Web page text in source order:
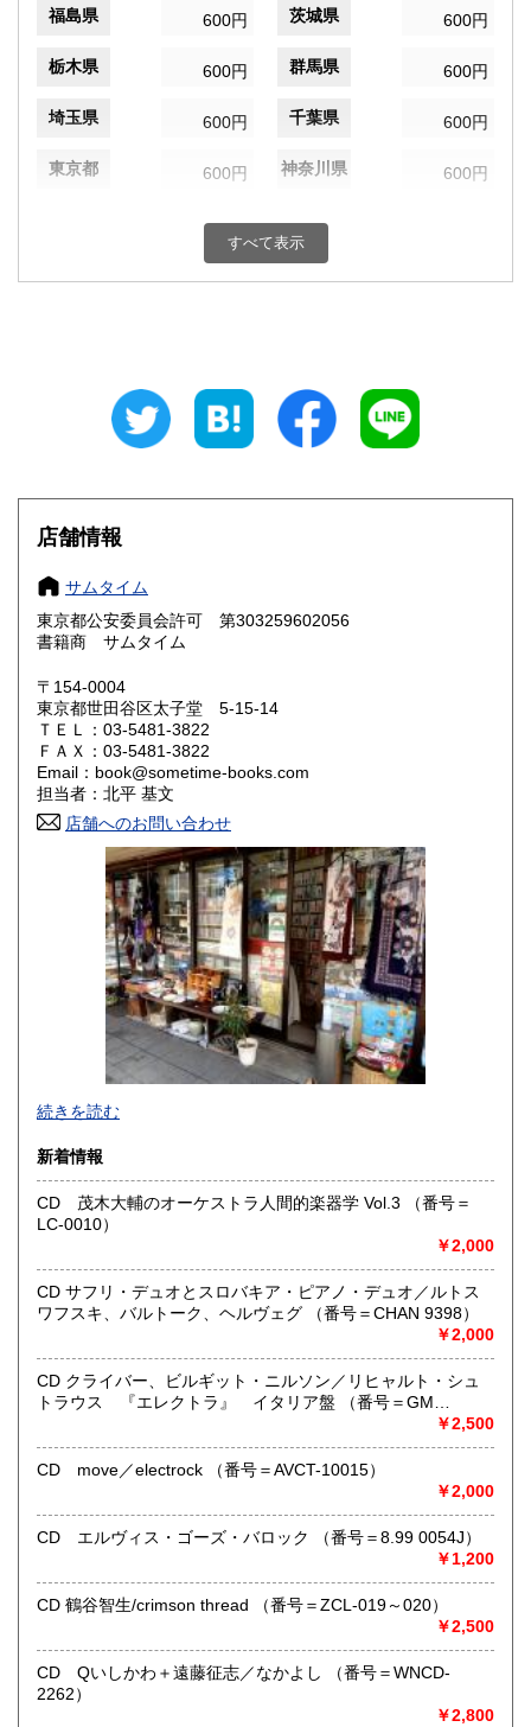
福島県 600円 茨城県 600円
栃木県 600円 群馬県 600円
埼玉県 600円 千葉県 600円
東京都 600円 神奈川県 600円
600円 富山県
600円 三重県
大阪府
奈良県
鳥取県 600円 島根県
岡山県
山口県 600円
香川県 愛媛県
高知県 600円
600円 長崎県
600円 大分県
600円 鹿児島県
600円
すべて表示
店舗情報
サムタイム
東京都公安委員会許可 第303259602056
書籍商 サムタイム
〒154-0004
東京都世田谷区太子堂 5-15-14
ＴＥＬ：03-5481-3822
ＦＡＸ：03-5481-3822
Email：book@sometime-books.com
担当者：北平 基文
店舗へのお問い合わせ
●当店では国内送料は無料です。（特記されたものを除きま
す）。
ール、定形外郵便、
ネコポス、ヤマト宅急便などでお届けしています。
但し、お客様が配送方法をご指定になる場合又は、
後払いをご希望の場合は送料の実費をお支払い頂きます。
代引きをご希望の場合は代引き手数料及び送料の実費をお
支払い下さい。
●公費ご購入を承ります。 送料は実費をご負担下さい。 お
支払いは後払いが可能です。
※当店は【インボイス制度】の適格請求書発行事業者では
ございません。
●当店では迅速な発送を心掛けています。
ご送金、ご決済の確認が出来ましたら通常24時間以内にお
●商品の発送に際しては水濡れ対策等、丁寧な梱包を心掛けて
す。 ご容赦下さい。
●当店は古書以外にも様々な商品を取り扱っています。下記
沿線名：東急田園都市線
最寄駅：三軒茶屋駅北出口Aから下北沢方面へ6分 ゴリラビ
ルの向かい 小田急バス太子堂停留所前
営業時間：平日=10:00〜19:00 日曜・祭日=12:00～18:00
定休日：火曜日
続きを読む
新着情報
CD 茂木大輔のオーケストラ人間的楽器学 Vol.3 （番号＝
LC-0010）
￥2,000
CD サフリ・デュオとスロバキア・ピアノ・デュオ／ルトス
ワフスキ、バルトーク、ヘルヴェグ （番号＝CHAN 9398）
￥2,000
CD クライバー、ビルギット・ニルソン／リヒャルト・シュ
トラウス 『エレクトラ』 イタリア盤 （番号＝GM
￥2,500
CD move／electrock （番号＝AVCT-10015）
￥2,000
CD エルヴィス・ゴーズ・バロック （番号＝8.99 0054J）
￥1,200
CD 鶴谷智生/crimson thread （番号＝ZCL-019～020）
￥2,500
CD Qいしかわ＋遠藤征志／なかよし （番号＝WNCD-
2262）
￥2,800